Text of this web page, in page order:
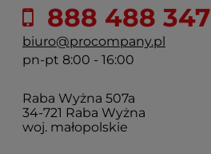
888 488 347
biuro@procompany.pl
pn-pt 8:00 - 16:00
Raba Wyżna 507a
34-721 Raba Wyżna
woj. małopolskie